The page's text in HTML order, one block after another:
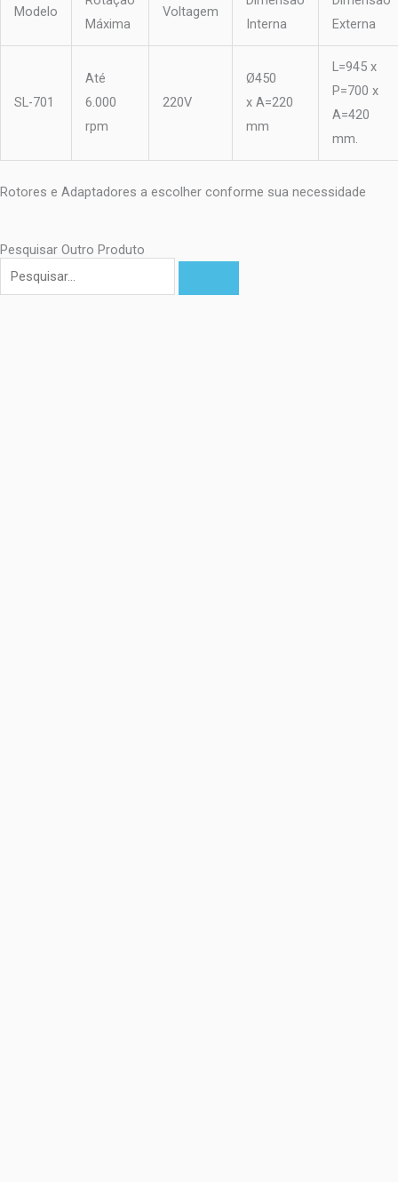
Modelo
Máxima
Voltagem
Interna
Externa
SL-701
Até
6.000
rpm
220V
Ø450
x A=220
mm
L=945 x
P=700 x
A=420
mm.
Rotores e Adaptadores a escolher conforme sua necessidade
Pesquisar Outro Produto
Pesquisar